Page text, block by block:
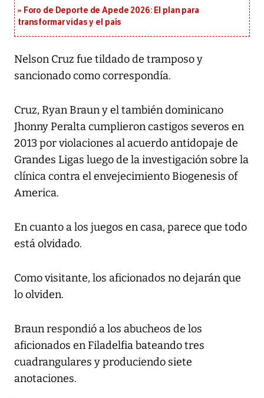
Foro de Deporte de Apede 2026: El plan para
transformar vidas y el país
Nelson Cruz fue tildado de tramposo y
sancionado como correspondía.
Cruz, Ryan Braun y el también dominicano
Jhonny Peralta cumplieron castigos severos en
2013 por violaciones al acuerdo antidopaje de
Grandes Ligas luego de la investigación sobre la
clínica contra el envejecimiento Biogenesis of
America.
En cuanto a los juegos en casa, parece que todo
está olvidado.
Como visitante, los aficionados no dejarán que
lo olviden.
Braun respondió a los abucheos de los
aficionados en Filadelfia bateando tres
cuadrangulares y produciendo siete
anotaciones.